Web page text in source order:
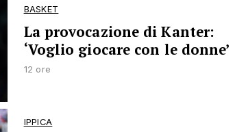
BASKET
La provocazione di Kanter:
‘Voglio giocare con le donne’
12 ore
IPPICA